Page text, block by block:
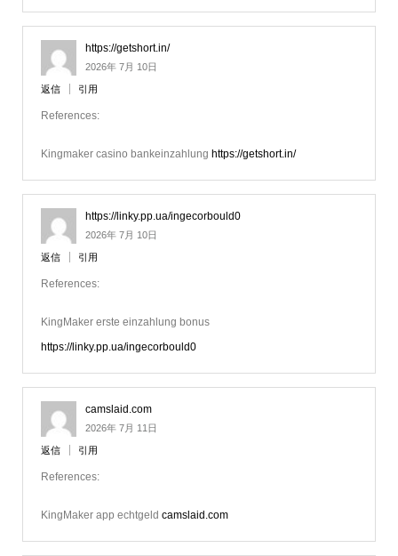
https://getshort.in/
2026年 7月 10日
返信 引用
References:
Kingmaker casino bankeinzahlung https://getshort.in/
https://linky.pp.ua/ingecorbould0
2026年 7月 10日
返信 引用
References:
KingMaker erste einzahlung bonus
https://linky.pp.ua/ingecorbould0
camslaid.com
2026年 7月 11日
返信 引用
References:
KingMaker app echtgeld camslaid.com